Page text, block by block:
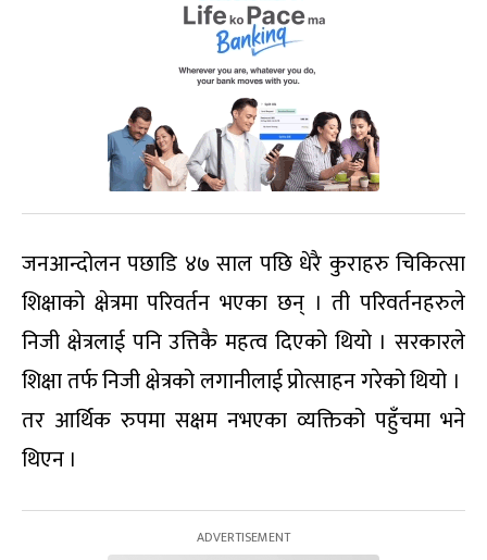
जनआन्दोलन पछाडि ४७ साल पछि धेरै कुराहरु चिकित्सा
शिक्षाको क्षेत्रमा परिवर्तन भएका छन् । ती परिवर्तनहरुले
निजी क्षेत्रलाई पनि उत्तिकै महत्व दिएको थियो । सरकारले
शिक्षा तर्फ निजी क्षेत्रको लगानीलाई प्रोत्साहन गरेको थियो ।
तर आर्थिक रुपमा सक्षम नभएका व्यक्तिको पहुँचमा भने
थिएन ।